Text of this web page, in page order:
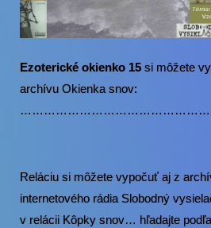
Ezoterické okienko 15 si môžete
archívu Okienka snov:
Reláciu si môžete vypočuť aj z
internetového rádia Slobodný
v relácii Kôpky snov… hľadajte